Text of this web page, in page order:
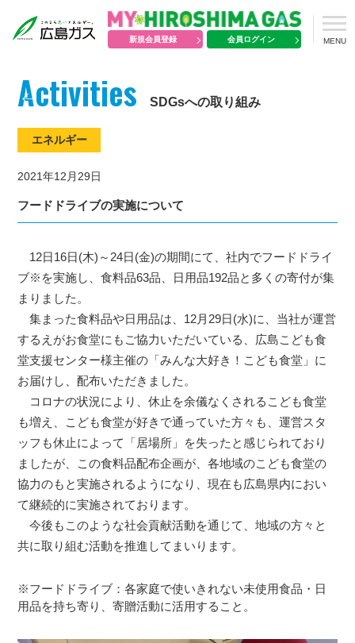
新規会員登録 会員ログイン MENU
Activities SDGsへの取り組み
エネルギー
2021年12月29日
フードドライブの実施について
12日16日(木)～24日(金)の期間にて、社内でフードドライ
ブ※を実施し、食料品63品、日用品192品と多くの寄付が集
まりました。
集まった食料品や日用品は、12月29日(水)に、当社が運営
するえがお食堂にもご協力いただいている、広島こども食
堂支援センター様主催の「みんな大好き！こども食堂」に
お届けし、配布いただきました。
コロナの状況により、休止を余儀なくされるこども食堂
も増え、こども食堂が好きで通っていた方々も、運営スタ
ッフも休止によって「居場所」を失ったと感じられており
ましたが、この食料品配布企画が、各地域のこども食堂の
協力のもと実施されるようになり、現在も広島県内におい
て継続的に実施されております。
今後もこのような社会貢献活動を通じて、地域の方々と
共に取り組む活動を推進してまいります。
※フードドライブ：各家庭で使いきれない未使用食品・日
用品を持ち寄り、寄贈活動に活用すること。